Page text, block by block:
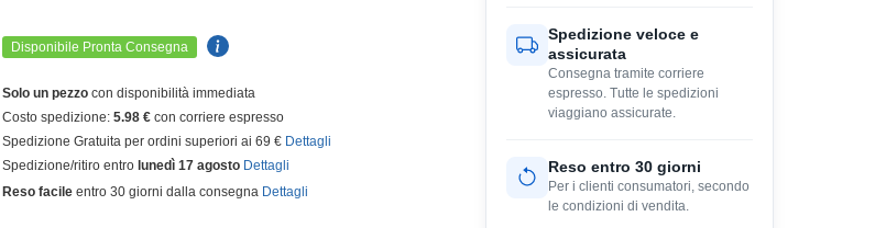
Disponibile Pronta Consegna
Solo un pezzocon disponibilità immediata
Costo spedizione: 5.98 € con corriere espresso
Spedizione Gratuita per ordini superiori ai 69 € Dettagli
Spedizione/ritiro entro lunedì 17 agosto Dettagli
Reso facileentro 30 giorni dalla consegna Dettagli
Spedizione veloce e
assicurata
Consegna tramite corriere
espresso. Tutte le spedizioni
viaggiano assicurate.
Reso entro 30 giorni
Per i clienti consumatori, secondo
le condizioni di vendita.